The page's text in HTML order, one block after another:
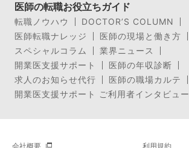
医師の転職お役立ちガイド
転職ノウハウ
DOCTOR’S COLUMN
医師転職ナレッジ
医師の現場と働き方
スペシャルコラム
業界ニュース
開業医支援サポート
医師の年収診断
求人のお知らせ代行
医師の職場カルテ
開業医支援サポート ご利用者インタビュー
会社概要 利用規約